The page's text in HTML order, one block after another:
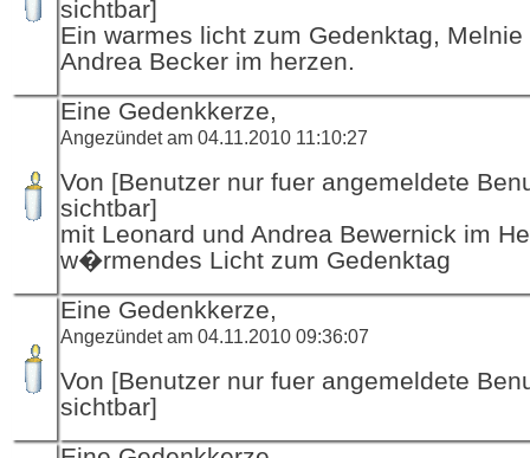
sichtbar]
Ein warmes licht zum Gedenktag,
Andrea Becker im herzen.
Eine Gedenkkerze,
Angezündet am 04.11.2010 11:10:27
Von [Benutzer nur fuer angemeldete
sichtbar]
mit Leonard und Andrea Bewernick im
w�rmendes Licht zum Gedenktag
Eine Gedenkkerze,
Angezündet am 04.11.2010 09:36:07
Von [Benutzer nur fuer angemeldete
sichtbar]